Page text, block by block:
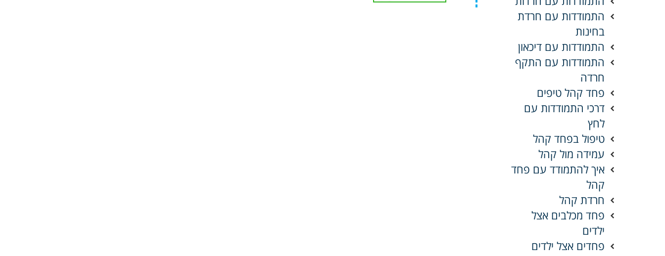
התמודדות עם חרדת
בחינות
התמודדות עם דיכאון
התמודדות עם התקף
חרדה
פחד קהל טיפים
דרכי התמודדות עם
לחץ
טיפול בפחד קהל
עמידה מול קהל
איך להתמודד עם פחד
קהל
חרדת קהל
פחד מכלבים אצל
ילדים
פחדים אצל ילדים